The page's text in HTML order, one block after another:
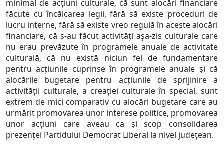
minimal de acțiuni culturale, că sunt alocări financiare
făcute cu încălcarea legii, fără să existe proceduri de
lucru interne, fără să existe vreo regulă în aceste alocări
financiare, că s-au făcut activități așa-zis culturale care
nu erau prevăzute în programele anuale de activitate
culturală, că nu există niciun fel de fundamentare
pentru acțiunile cuprinse în programele anuale și că
alocările bugetare pentru acțiunile de sprijinire a
activității culturale, a creației culturale în special, sunt
extrem de mici comparativ cu alocări bugetare care au
urmărit promovarea unor interese politice, promovarea
unor acțiuni care aveau ca și scop consolidarea
prezenței Partidului Democrat Liberal la nivel județean.